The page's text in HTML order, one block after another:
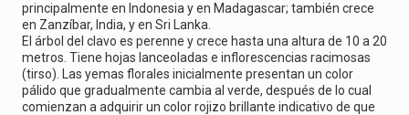
principalmente en Indonesia y en Madagascar; también crece
en Zanzíbar, India, y en Sri Lanka.
El árbol del clavo es perenne y crece hasta una altura de 10 a 20
metros. Tiene hojas lanceoladas e inflorescencias racimosas
(tirso). Las yemas florales inicialmente presentan un color
pálido que gradualmente cambia al verde, después de lo cual
comienzan a adquirir un color rojizo brillante indicativo de que